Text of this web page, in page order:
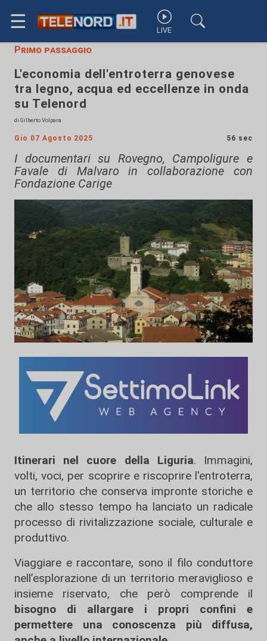
☰ LIVE
Primo passaggio
L'economia dell'entroterra genovese
tra legno, acqua ed eccellenze in onda
su Telenord
di Gilberto Volpara
Gio 07 Agosto 2025 56 sec
I documentari su Rovegno, Campoligure e
Favale di Malvaro in collaborazione con
Fondazione Carige
Itinerari nel cuore della Liguria. Immagini,
volti, voci, per scoprire e riscoprire l'entroterra,
un territorio che conserva impronte storiche e
che allo stesso tempo ha lanciato un radicale
processo di rivitalizzazione sociale, culturale e
produttivo.
Viaggiare e raccontare, sono il filo conduttore
nell’esplorazione di un territorio meraviglioso e
insieme riservato, che però comprende il
bisogno di allargare i propri confini e
permettere una conoscenza più diffusa,